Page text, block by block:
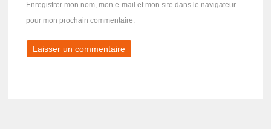
Enregistrer mon nom, mon e-mail et mon site dans le navigateur
pour mon prochain commentaire.